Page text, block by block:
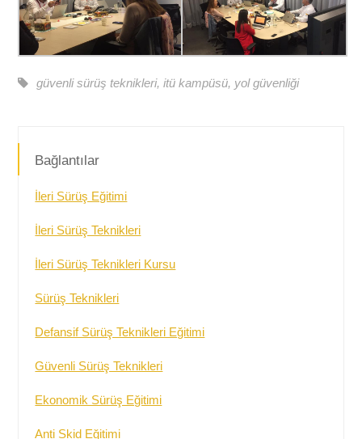
güvenli sürüş teknikleri,itü kampüsü, yol güvenliği
Bağlantılar
İleri Sürüş Eğitimi
İleri Sürüş Teknikleri
İleri Sürüş Teknikleri Kursu
Sürüş Teknikleri
Defansif Sürüş Teknikleri Eğitimi
Güvenli Sürüş Teknikleri
Ekonomik Sürüş Eğitimi
Anti Skid Eğitimi